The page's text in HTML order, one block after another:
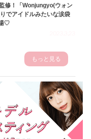
修！「Wonjungyo(ウォン
でアイドルみたいな涙袋
♡
もっと見る